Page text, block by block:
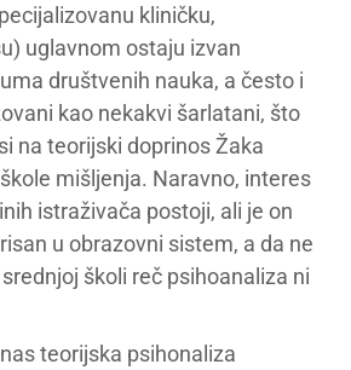
kliničku,
uglavnom ostaju izvan
društvenih nauka, a često i
kao nekakvi šarlatani, što
na teorijski doprinos Žaka
mišljenja. Naravno, interes
istraživača postoji, ali je on
u obrazovni sistem, a da ne
školi reč psihoanaliza ni
teorijska psihonaliza